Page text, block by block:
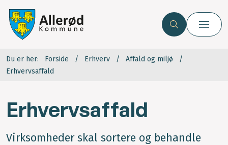
Du er her: Forside Erhverv
Affald og miljø
Erhvervsaffald
Erhvervsaffald
Virksomheder skal sortere og behandle